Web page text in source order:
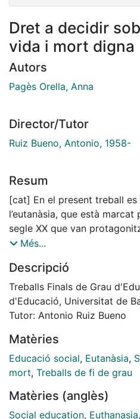
Dret a decidir
vida i mort digna
Autors
Pagès Orella, Anna
Director/Tutor
Ruiz Bueno, Antonio, 1958-
Resum
[cat] En el present treball
l’eutanàsia, que està
segle XX que van
l’objectiu de l’eliminació en
Al llarg de la història del
filòsofs que es troben a
acabi de forma natural o
pensadors que creuen que la
Actualment, el debat sobre
i dret a morir dignament,
avenços científics en
possible mantenir-la amb
digna.
Més...
Descripció
Treballs Finals de Grau
d'Educació, Universitat de
Tutor: Antonio Ruiz Bueno
Matèries
Educació social, Eutanàsia,
mort, Treballs de fi de grau
Matèries (anglès)
Social education, Euthanasia,